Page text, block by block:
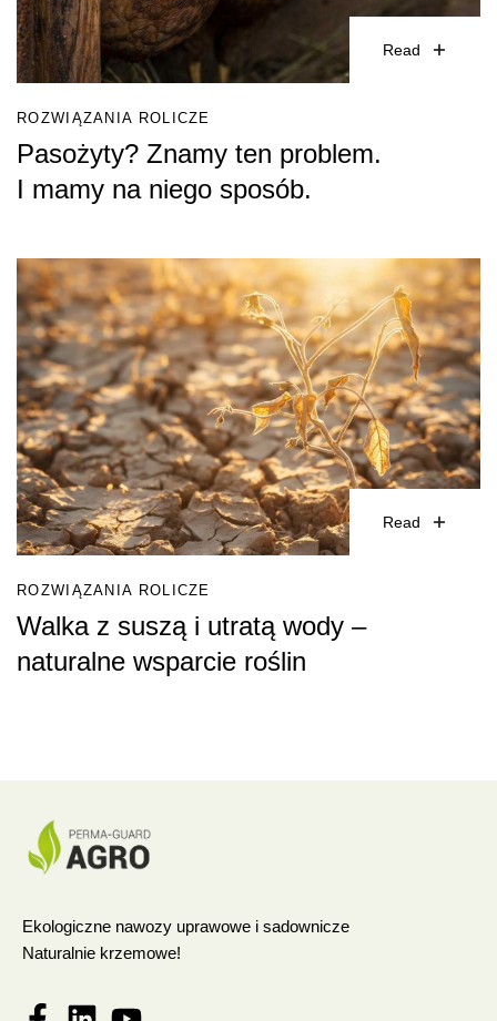
Read
ROZWIĄZANIA ROLICZE
Pasożyty? Znamy ten problem.
I mamy na niego sposób.
Read
ROZWIĄZANIA ROLICZE
Walka z suszą i utratą wody –
naturalne wsparcie roślin
Ekologiczne nawozy uprawowe i sadownicze
Naturalnie krzemowe!